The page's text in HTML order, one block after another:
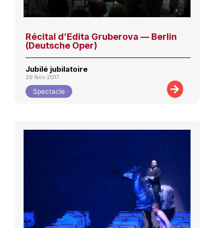
Récital d’Edita Gruberova — Berlin
(Deutsche Oper)
Jubilé jubilatoire
29 Nov 2017
Spectacle